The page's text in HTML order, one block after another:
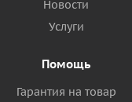
Новости
Услуги
Помощь
Гарантия на товар